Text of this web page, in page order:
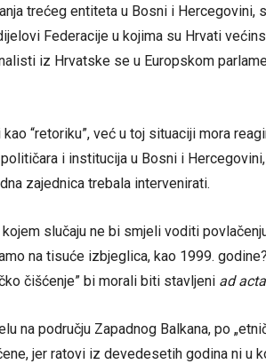
trećeg entiteta u Bosni i Hercegovini,
Federacije u kojima su Hrvati
iz Hrvatske se u Europskom
“retoriku”, već u toj situaciji mora
i institucija u Bosni i
zajednica trebala intervenirati.
slučaju ne bi smjeli voditi
na tisuće izbjeglica, kao 1999.
čišćenje” bi morali biti stavljeni ad acta
na području Zapadnog Balkana, po
jer ratovi iz devedesetih godina ni u